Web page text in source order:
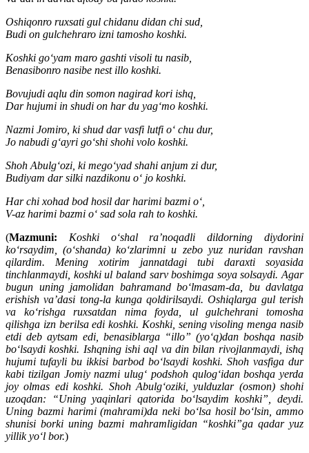
Oshiqonro ruxsati gul chidanu didan chi sud,
Budi on gulchehraro izni tamosho koshki.
Koshki go‘yam maro gashti visoli tu nasib,
Benasibonro nasibe nest illo koshki.
Bovujudi aqlu din somon nagirad kori ishq,
Dar hujumi in shudi on har du yag‘mo koshki.
Nazmi Jomiro, ki shud dar vasfi lutfi o‘ chu dur,
Jo nabudi g‘ayri go‘shi shohi volo koshki.
Shoh Abulg‘ozi, ki mego‘yad shahi anjum zi dur,
Budiyam dar silki nazdikonu o‘ jo koshki.
Har chi xohad bod hosil dar harimi bazmi o‘,
V-az harimi bazmi o‘ sad sola rah to koshki.
(Mazmuni:
Koshki o‘shal ra’noqadli dildorning diydorini
ko‘rsaydim, (o‘shanda) ko‘zlarimni u zebo yuz nuridan ravshan
qilardim. Mening xotirim jannatdagi tubi daraxti soyasida
tinchlanmaydi, koshki ul baland sarv boshimga soya solsaydi. Agar
bugun uning jamolidan bahramand bo‘lmasam-da, bu davlatga
erishish va’dasi tong-la kunga qoldirilsaydi. Oshiqlarga gul terish
va ko‘rishga ruxsatdan nima foyda, ul gulchehrani tomosha
qilishga izn berilsa edi koshki. Koshki, sening visoling menga nasib
etdi deb aytsam edi, benasiblarga “illo” (yo‘q)dan boshqa nasib
bo‘lsaydi koshki. Ishqning ishi aql va din bilan rivojlanmaydi, ishq
hujumi tufayli bu ikkisi barbod bo‘lsaydi koshki. Shoh vasfiga dur
kabi tizilgan Jomiy nazmi ulug‘ podshoh qulog‘idan boshqa yerda
joy olmas edi koshki. Shoh Abulg‘oziki, yulduzlar (osmon) shohi
uzoqdan: “Uning yaqinlari qatorida bo‘lsaydim koshki”, deydi.
Uning bazmi harimi (mahrami)da neki bo‘lsa hosil bo‘lsin, ammo
shunisi borki uning bazmi mahramligidan “koshki”ga qadar yuz
yillik yo‘l bor.)